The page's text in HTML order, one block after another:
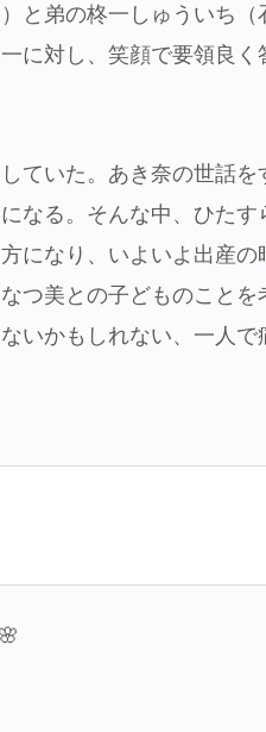
と弟の柊一しゅういち（
に対し、笑顔で要領良
ていた。あき奈の世話を
なる。そんな中、ひた
になり、いよいよ出産の
つ美との子どものことを
いかもしれない、一人